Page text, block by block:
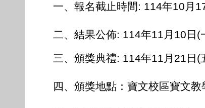
一、報名截止時間: 114年10月
二、結果公佈: 114年11月10日(
三、頒獎典禮: 114年11月21日(
四、頒獎地點：寶文校區寶文教